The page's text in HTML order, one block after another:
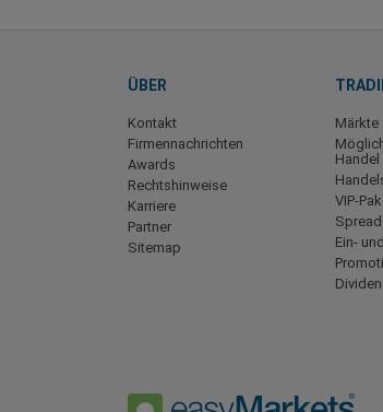
ÜBER
Kontakt
Firmennachrichten
Awards
Rechtshinweise
Karriere
Partner
Sitemap
Märkte
Handel
VIP-
Ein-